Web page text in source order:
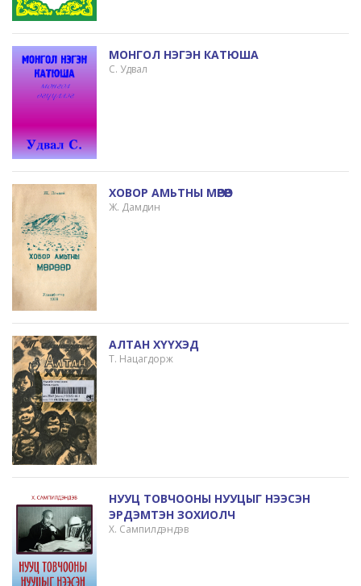
МОНГОЛ НЭГЭН КАТЮША
С. Удвал
ХОВОР АМЬТНЫ МӨРӨӨР
Ж. Дамдин
АЛТАН ХҮҮХЭД
Т. Нацагдорж
НУУЦ ТОВЧООНЫ НУУЦЫГ НЭЭСЭН
ЭРДЭМТЭН ЗОХИОЛЧ
Х. Сампилдэндэв